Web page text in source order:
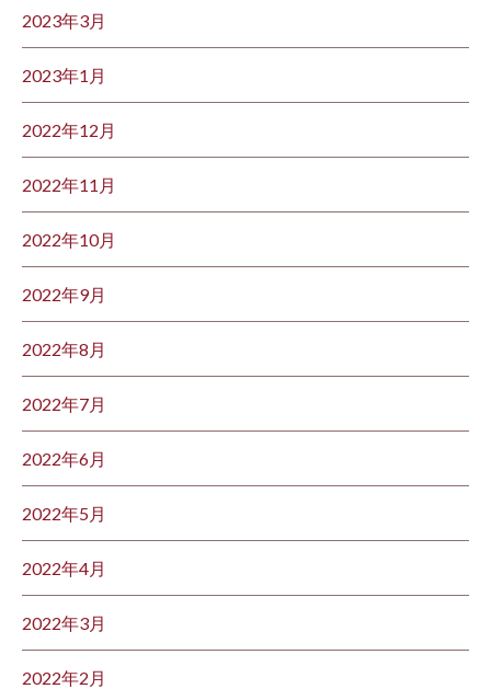
2023年3月
2023年1月
2022年12月
2022年11月
2022年10月
2022年9月
2022年8月
2022年7月
2022年6月
2022年5月
2022年4月
2022年3月
2022年2月